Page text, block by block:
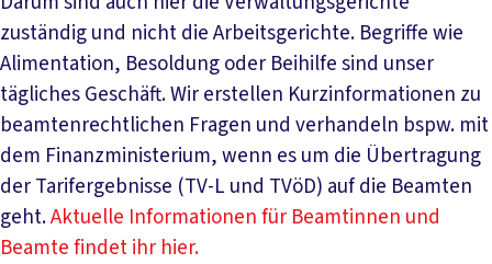
zuständig und nicht die Arbeitsgerichte. Begriffe wie
Alimentation, Besoldung oder Beihilfe sind unser
tägliches Geschäft. Wir erstellen Kurzinformationen zu
beamtenrechtlichen Fragen und verhandeln bspw. mit
dem Finanzministerium, wenn es um die Übertragung
der Tarifergebnisse (TV-L und TVöD) auf die Beamten
geht.Aktuelle Informationen für Beamtinnen und
Beamte findet ihr hier.